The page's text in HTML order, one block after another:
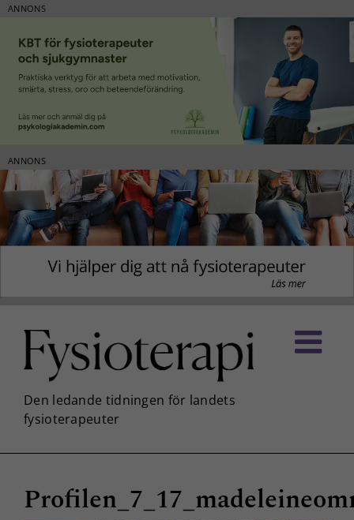
ANNONS
ANNONS
innehållet